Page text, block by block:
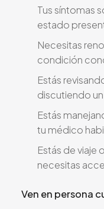
Tus síntomas
estado
Necesitas
condición
Estás
discutiendo
Estás
tu médico
Estás de viaje
necesitas
Ven en persona